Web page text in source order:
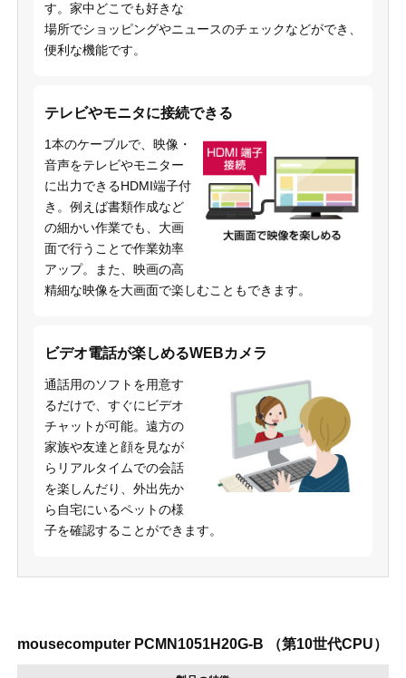
す。家中どこでも好きな
場所でショッピングやニュースのチェックなどができ、
便利な機能です。
テレビやモニタに接続できる
1本のケーブルで、映像・
音声をテレビやモニター
に出力できるHDMI端子付
き。例えば書類作成など
の細かい作業でも、大画
面で行うことで作業効率
アップ。また、映画の高
精細な映像を大画面で楽しむこともできます。
ビデオ電話が楽しめるWEBカメラ
通話用のソフトを用意す
るだけで、すぐにビデオ
チャットが可能。遠方の
家族や友達と顔を見なが
らリアルタイムでの会話
を楽しんだり、外出先か
ら自宅にいるペットの様
子を確認することができます。
mousecomputer PCMN1051H20G-B （第10世代CPU）